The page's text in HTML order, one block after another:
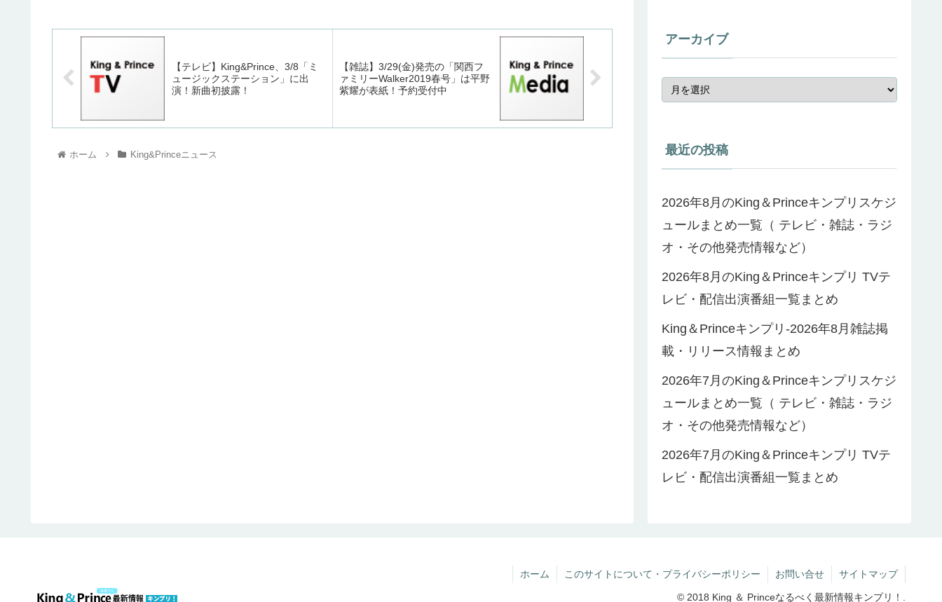
【テレビ】King&Prince、3/8「ミ
ュージックステーション」に出
演！新曲初披露！
【雑誌】3/29(金)発売の「関西フ
ァミリーWalker2019春号」は平野
紫耀が表紙！予約受付中
ホーム King&Princeニュース
アーカイブ
最近の投稿
2026年8月のKing＆Princeキンプリスケジ
ュールまとめ一覧（ テレビ・雑誌・ラジ
オ・その他発売情報など）
2026年8月のKing＆Princeキンプリ TVテ
レビ・配信出演番組一覧まとめ
King＆Princeキンプリ-2026年8月雑誌掲
載・リリース情報まとめ
2026年7月のKing＆Princeキンプリスケジ
ュールまとめ一覧（ テレビ・雑誌・ラジ
オ・その他発売情報など）
2026年7月のKing＆Princeキンプリ TVテ
レビ・配信出演番組一覧まとめ
ホーム このサイトについて・プライバシーポリシー お問い合せ サイトマップ
© 2018 King ＆ Princeなるべく最新情報キンプリ！.